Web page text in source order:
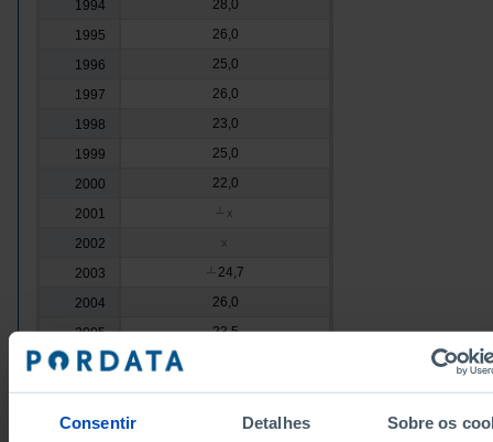
Consentir Detalhes Sobre os
1994
28,0
1995
26,0
1996
25,0
1997
26,0
1998
23,0
1999
25,0
2000
22,0
2001
┴ x
2002 x
2003 ┴ 24,7
2004
26,0
2005
23,5
2006
2007
23,2
2008